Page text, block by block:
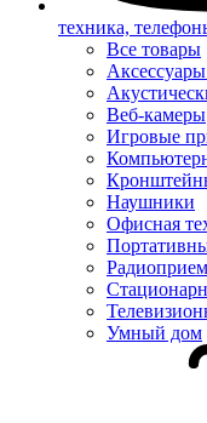
техника,
Все товары
Веб-камеры
Игровые
Наушники
Офисная
Умный дом